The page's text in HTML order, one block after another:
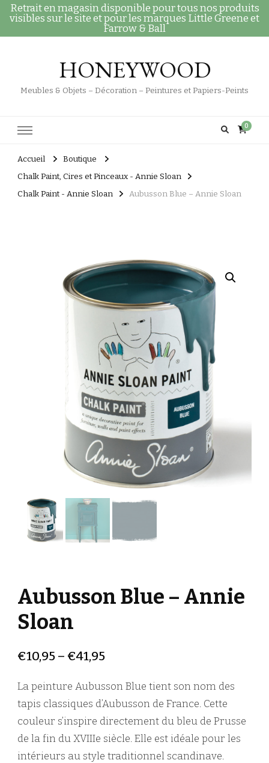
Retrait en magasin disponible pour tous nos produits
visibles sur le site et pour les marques Little Greene et
Farrow & Ball
HONEYWOOD
Meubles & Objets – Décoration – Peintures et Papiers-Peints
0
Accueil
Boutique
Chalk Paint, Cires et Pinceaux - Annie Sloan
Chalk Paint - Annie Sloan
Aubusson Blue – Annie Sloan
Aubusson Blue – Annie
Sloan
€10,95 – €41,95
La peinture Aubusson Blue tient son nom des
tapis classiques d’Aubusson de France. Cette
couleur s’inspire directement du bleu de Prusse
de la fin du XVIIIe siècle. Elle est idéale pour les
intérieurs au style traditionnel scandinave.